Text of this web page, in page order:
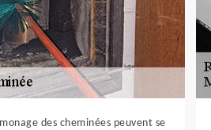
des cheminées peuvent se